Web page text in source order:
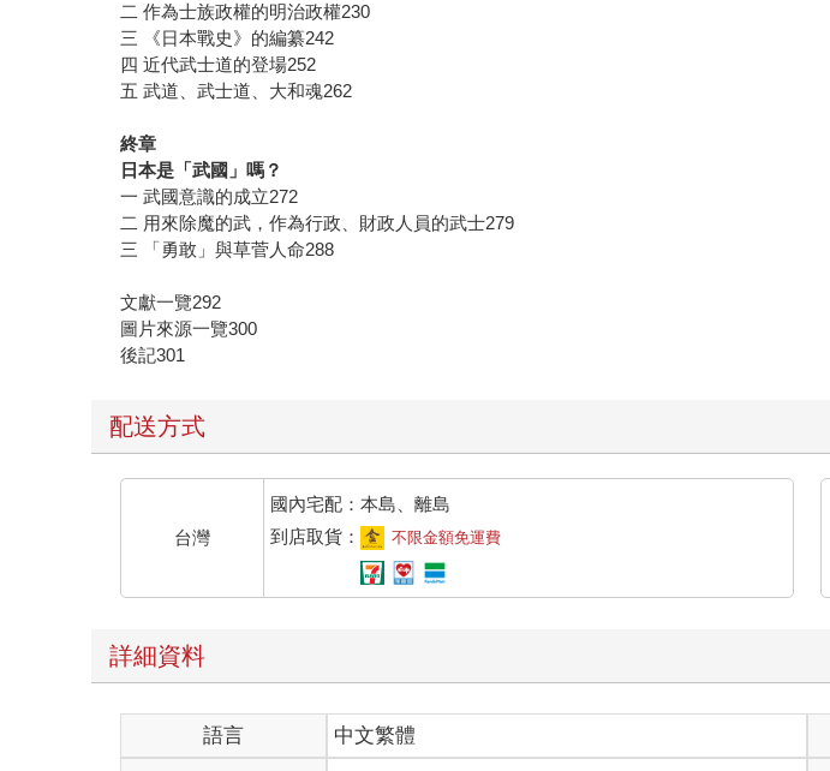
二 作為士族政權的明治政權230
三 《日本戰史》的編纂242
四 近代武士道的登場252
五 武道、武士道、大和魂262
終章
日本是「武國」嗎？
一 武國意識的成立272
二 用來除魔的武，作為行政、財政人員的武士279
三 「勇敢」與草菅人命288
文獻一覽292
圖片來源一覽300
後記301
配送方式
台灣
國內宅配：本島、離島
到店取貨：
不限金額免運費
詳細資料
語言 中文繁體